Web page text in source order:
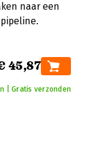
naar een
45,87
| Gratis verzonden